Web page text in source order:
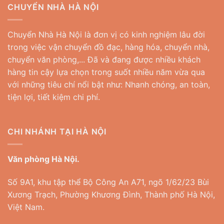
CHUYỂN NHÀ HÀ NỘI
Chuyển Nhà Hà Nội là đơn vị có kinh nghiệm lâu đời
trong việc vận chuyển đồ đạc, hàng hóa, chuyển nhà,
chuyển văn phòng,... Đã và đang được nhiều khách
hàng tin cậy lựa chọn trong suốt nhiều năm vừa qua
với những tiêu chí nổi bật như: Nhanh chóng, an toàn,
tiện lợi, tiết kiệm chi phí.
CHI NHÁNH TẠI HÀ NỘI
Văn phòng Hà Nội.
Số 9A1, khu tập thể Bộ Công An A71, ngõ 1/62/23 Bùi
Xương Trạch, Phường Khương Đình, Thành phố Hà Nội,
Việt Nam.